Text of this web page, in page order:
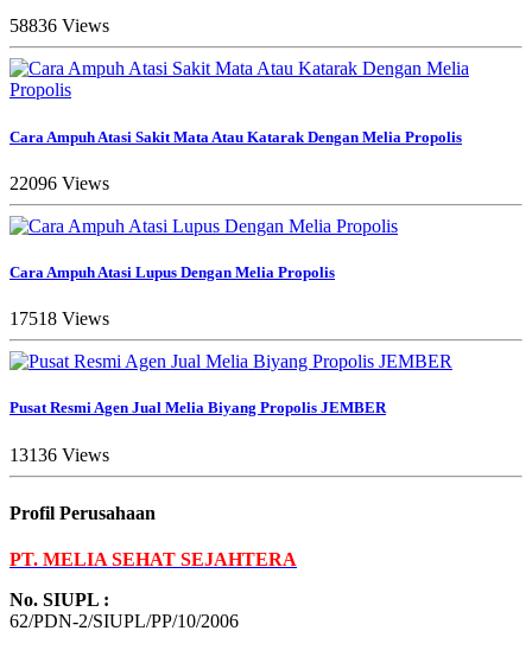
58836 Views
Cara Ampuh Atasi Sakit Mata Atau Katarak Dengan Melia Propolis
22096 Views
Cara Ampuh Atasi Lupus Dengan Melia Propolis
17518 Views
Pusat Resmi Agen Jual Melia Biyang Propolis JEMBER
13136 Views
Profil Perusahaan
PT. MELIA SEHAT SEJAHTERA
No. SIUPL :
62/PDN-2/SIUPL/PP/10/2006